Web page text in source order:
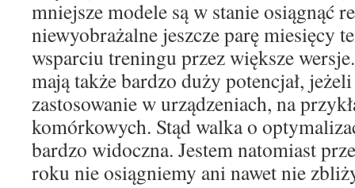
mniejsze modele są w stanie osiągnąć
niewyobrażalne jeszcze parę miesięcy
wsparciu treningu przez większe
mają także bardzo duży potencjał,
zastosowanie w urządzeniach, na
komórkowych. Stąd walka o
bardzo widoczna. Jestem natomiast
roku nie osiągniemy ani nawet nie